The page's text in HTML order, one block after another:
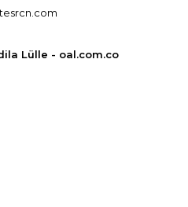
Lülle - oal.com.co